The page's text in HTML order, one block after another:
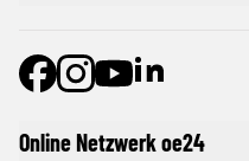
Online Netzwerk oe24